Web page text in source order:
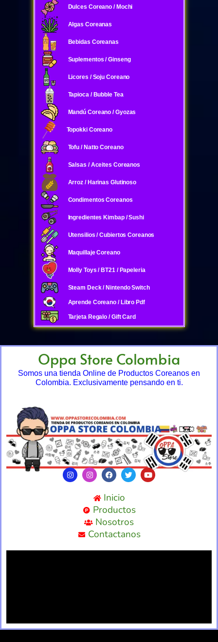
Dulces Coreano / Mochi
Algas Coreanas
Bebidas Coreanas
Suplementos / Ginseng
Licores / Soju Coreano
Tapioca / Bubble Tea
Mandú Coreano / Gyozas
Topokki Coreano
Tofu / Natto Coreano
Salsas / Aceites Coreanos
Arroz / Harinas Glutinoso
Condimentos Coreanos
Ingredientes Kimbap / Sushi
Utensilios / Cubiertos Coreanos
Maquillaje Coreano
Molly Toys / BT21 / Papeleria
Steam Deck / Nintendo Switch
Aprende Coreano / Libro Pdf
Tarjeta Regalo / Gift Card
Oppa Store Colombia
Somos una tienda Online de Productos Coreanos en
Colombia. Exclusivamente pensando en ti.
Inicio
Productos
Nosotros
Contactanos